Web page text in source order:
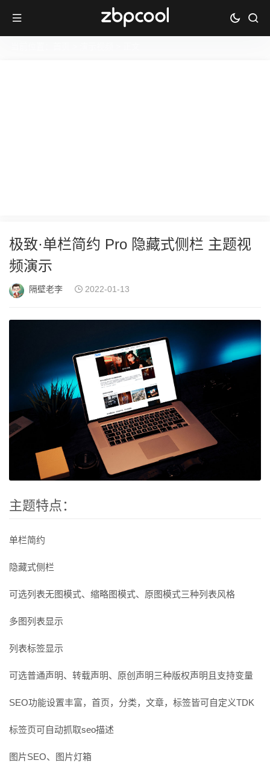
极致·单栏简约 Pro 隐藏式侧栏 主题视
频演示
隔壁老李 2022-01-13
主题特点：
单栏简约
隐藏式侧栏
可选列表无图模式、缩略图模式、原图模式三种列表风格
多图列表显示
列表标签显示
可选普通声明、转载声明、原创声明三种版权声明且支持变量
SEO功能设置丰富，首页，分类，文章，标签皆可自定义TDK
标签页可自动抓取seo描述
图片SEO、图片灯箱